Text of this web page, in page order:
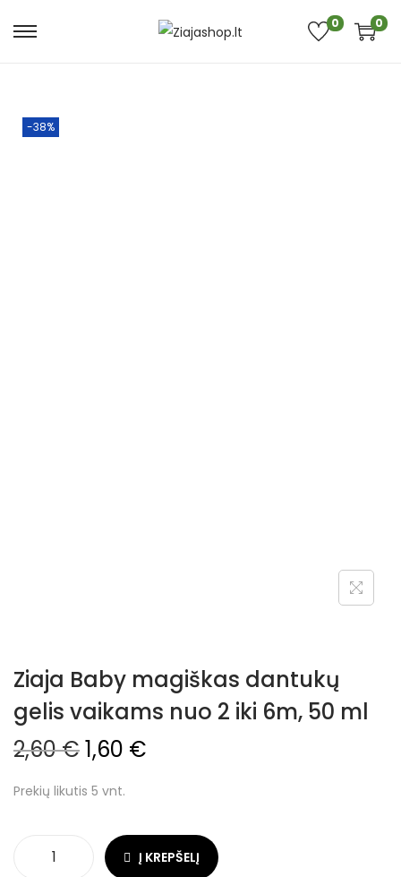
0 0
-38%
Ziaja Baby magiškas dantukų
gelis vaikams nuo 2 iki 6m, 50 ml
2,60€1,60 €
Prekių likutis 5 vnt.
Į KREPŠELĮ